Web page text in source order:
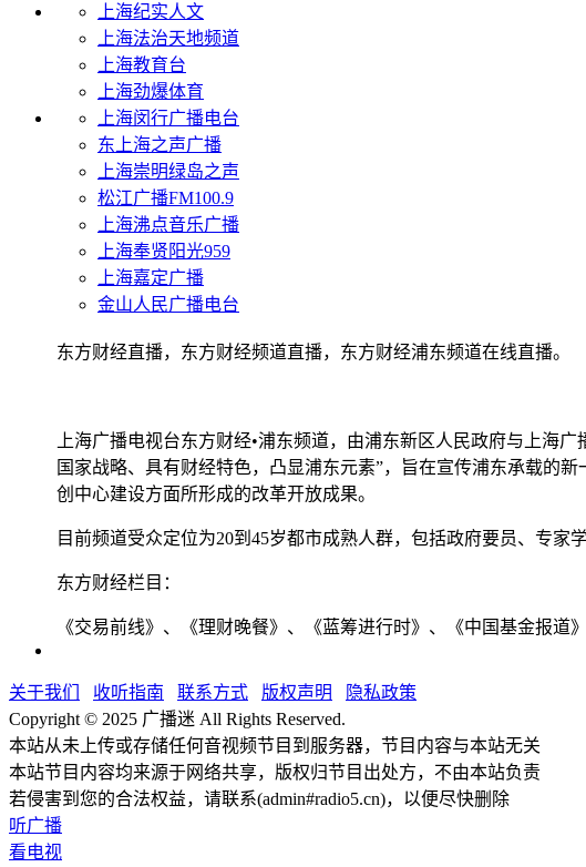
上海纪实人文
上海法治天地频道
上海教育台
上海劲爆体育
上海闵行广播电台
东上海之声广播
上海崇明绿岛之声
松江广播FM100.9
上海沸点音乐广播
上海奉贤阳光959
上海嘉定广播
金山人民广播电台
东方财经直播，东方财经频道直播，东方财经浦东频道在线直播。
上海广播电视台东方财经•浦东频道，由浦东新区人民政府与上海
国家战略、具有财经特色，凸显浦东元素”，旨在宣传浦东承载的
创中心建设方面所形成的改革开放成果。
目前频道受众定位为20到45岁都市成熟人群，包括政府要员、专家
东方财经栏目：
《交易前线》、《理财晚餐》、《蓝筹进行时》、《中国基金报道》
关于我们 收听指南 联系方式 版权声明
隐私政策
Copyright © 2025 广播迷 All Rights Reserved.
本站从未上传或存储任何音视频节目到服务器，节目内容与本站无关
本站节目内容均来源于网络共享，版权归节目出处方，不由本站负责
若侵害到您的合法权益，请联系(admin#radio5.cn)，以便尽快删除
听广播
看电视